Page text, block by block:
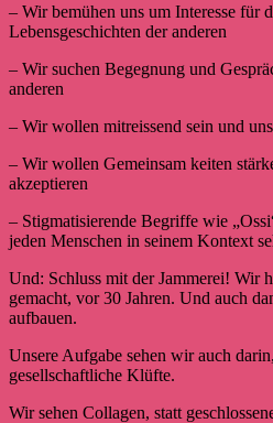
– Wir bemühen uns um Interesse für
Lebensgeschichten der anderen
– Wir suchen Begegnung und
anderen
– Wir wollen mitreissend sein und
– Wir wollen Gemeinsam keiten
akzeptieren
– Stigmatisierende Begriffe wie
jeden Menschen in seinem Kontext
Und: Schluss mit der Jammerei! Wir
gemacht, vor 30 Jahren. Und auch
aufbauen.
Unsere Aufgabe sehen wir auch
gesellschaftliche Klüfte.
Wir sehen Collagen, statt